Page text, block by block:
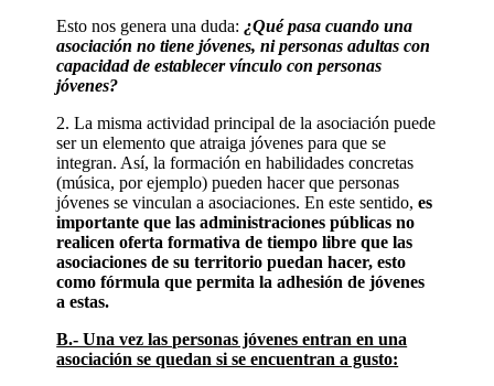
Esto nos genera una duda: ¿Qué pasa cuando una
asociación no tiene jóvenes, ni personas adultas con
capacidad de establecer vínculo con personas
jóvenes?
2. La misma actividad principal de la asociación puede
ser un elemento que atraiga jóvenes para que se
integran. Así, la formación en habilidades concretas
(música, por ejemplo) pueden hacer que personas
jóvenes se vinculan a asociaciones. En este sentido,es
importante que las administraciones públicas no
realicen oferta formativa de tiempo libre que las
asociaciones de su territorio puedan hacer, esto
como fórmula que permita la adhesión de jóvenes
a estas.
B.- Una vez las personas jóvenes entran en una
asociación se quedan si se encuentran a gusto: